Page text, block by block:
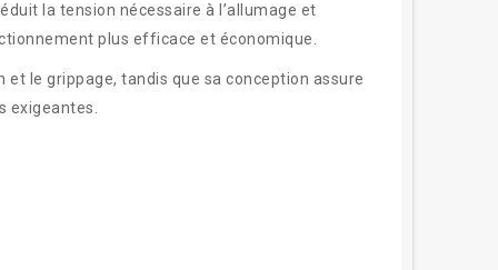
la tension nécessaire à l’allumage et
plus efficace et économique.
le grippage, tandis que sa conception assure
exigeantes.